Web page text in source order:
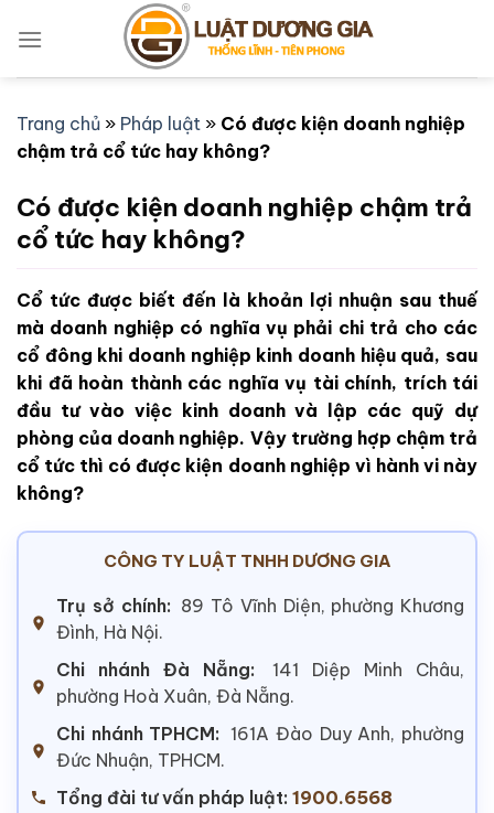
qua
Trang chủ » Pháp luật » Có được kiện doanh nghiệp
chậm trả cổ tức hay không?
Có được kiện doanh nghiệp chậm trả
cổ tức hay không?
Cổ tức được biết đến là khoản lợi nhuận sau thuế
mà doanh nghiệp có nghĩa vụ phải chi trả cho các
cổ đông khi doanh nghiệp kinh doanh hiệu quả, sau
khi đã hoàn thành các nghĩa vụ tài chính, trích tái
đầu tư vào việc kinh doanh và lập các quỹ dự
phòng của doanh nghiệp. Vậy trường hợp chậm trả
cổ tức thì có được kiện doanh nghiệp vì hành vi này
không?
CÔNG TY LUẬT TNHH DƯƠNG GIA
Trụ sở chính: 89 Tô Vĩnh Diện, phường Khương
Đình, Hà Nội.
Chi nhánh Đà Nẵng:
141 Diệp Minh Châu,
phường Hoà Xuân, Đà Nẵng.
Chi nhánh TPHCM: 161A Đào Duy Anh, phường
Đức Nhuận, TPHCM.
Tổng đài tư vấn pháp luật: 1900.6568